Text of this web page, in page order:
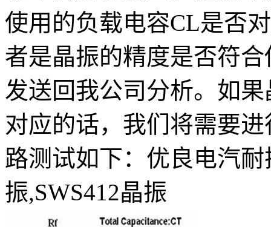
使用的负载电容CL是否
者是晶振的精度是否符
发送回我公司分析。如
对应的话，我们将需要
路测试如下：优良电汽
振,SWS412晶振